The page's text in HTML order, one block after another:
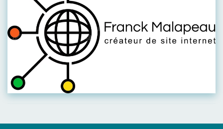
Visiter leur site